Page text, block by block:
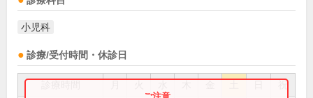
小児科
診療/受付時間・休診日
祝